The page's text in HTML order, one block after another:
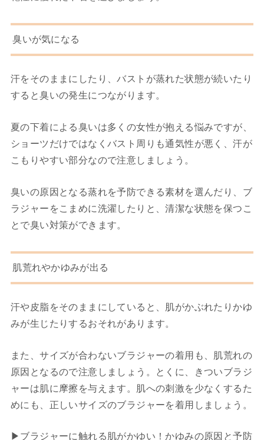
臭いが気になる
汗をそのままにしたり、バストが蒸れた状態が続いたり
すると臭いの発生につながります。
夏の下着による臭いは多くの女性が抱える悩みですが、
ショーツだけではなくバスト周りも通気性が悪く、汗が
こもりやすい部分なので注意しましょう。
臭いの原因となる蒸れを予防できる素材を選んだり、ブ
ラジャーをこまめに洗濯したりと、清潔な状態を保つこ
とで臭い対策ができます。
肌荒れやかゆみが出る
汗や皮脂をそのままにしていると、肌がかぶれたりかゆ
みが生じたりするおそれがあります。
また、サイズが合わないブラジャーの着用も、肌荒れの
原因となるので注意しましょう。とくに、きついブラジ
ャーは肌に摩擦を与えます。肌への刺激を少なくするた
めにも、正しいサイズのブラジャーを着用しましょう。
▶︎ ブラジャーに触れる肌がかゆい！かゆみの原因と予防